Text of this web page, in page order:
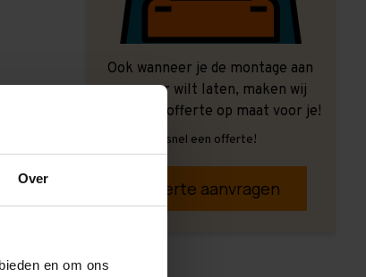
Over
en om ons
Ook wanneer je de montage aan
ons over wilt laten, maken wij
graag een offerte op maat voor je!
Vrijblijvend, snel een offerte!
Offerte aanvragen